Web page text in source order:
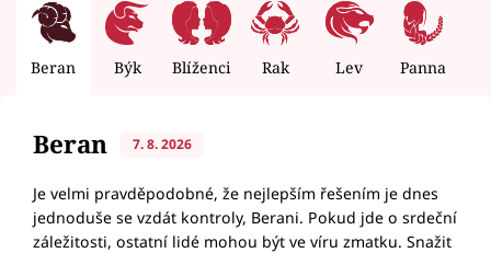
Beran Býk Blíženci Rak Lev Panna
Beran 7. 8. 2026
Je velmi pravděpodobné, že nejlepším řešením je dnes
jednoduše se vzdát kontroly, Berani. Pokud jde o srdeční
záležitosti, ostatní lidé mohou být ve víru zmatku. Snažit